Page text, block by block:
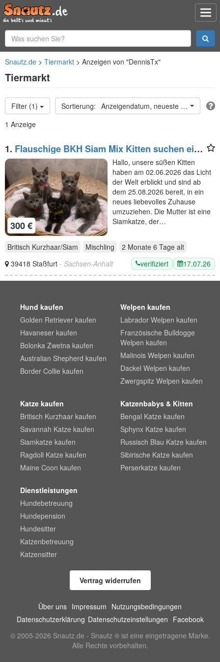
Snautz.de Tiermarkt Anzeigen von "DennisTx"
Tiermarkt
Filter (1)
Anzeigendatum, neueste oben
1 Anzeige
1. Flauschige BKH Siam Mix Kitten suchen ein
neues Zuhause!
300 €
Hallo, unsere süßen Kitten
haben am 02.06.2026 das Licht
der Welt erblickt und sind ab
dem 25.08.2026 bereit, in ein
neues liebevolles Zuhause
umzuziehen. Die Mutter ist eine
Siamkatze, der…
Britisch Kurzhaar/Siam Mischling 2 Monate 6 Tage alt
39418 Staßfurt - Sachsen-Anhalt verifiziert 17.07.26
Hund kaufen
Golden Retriever kaufen
Havaneser kaufen
Bolonka Zwetna kaufen
Australian Shepherd kaufen
Border Collie kaufen
Welpen kaufen
Labrador Welpen kaufen
Französische Bulldogge
Welpen kaufen
Malinois Welpen kaufen
Dackel Welpen kaufen
Zwergspitz Welpen kaufen
Katze kaufen
Britisch Kurzhaar kaufen
Savannah Katze kaufen
Siamkatze kaufen
Ragdoll Katze kaufen
Maine Coon kaufen
Katzenbabys & Kitten
Bengal Katze kaufen
Sphynx Katze kaufen
Russisch Blau Katze kaufen
Sibirische Katze kaufen
Perserkatze kaufen
Dienstleistungen
Hundebetreuung
Hundepension
Hundesitter
Katzenbetreuung
Katzensitter
Vertrag widerrufen
Über uns Impressum Nutzungsbedingungen
Datenschutzerklärung Datenschutzeinstellungen Facebook
© 2005-2026 Snautz.de - Snautz ® ist eine eingetragene Marke.
Alle Rechte vorbehalten.